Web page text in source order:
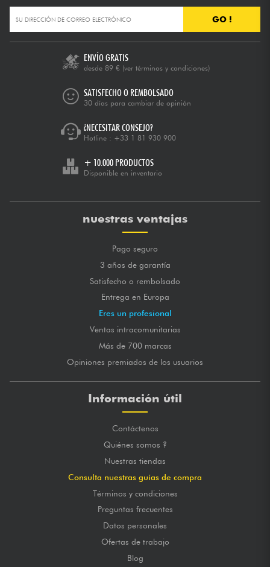
GO !
ENVÍO GRATIS
desde 89 € (ver términos y condiciones)
SATISFECHO O REMBOLSADO
30 días para cambiar de opinión
¿NECESITAR CONSEJO?
Hotline : +33 1 81 930 900
+ 10.000 PRODUCTOS
Disponible en inventario
nuestras ventajas
Pago seguro
3 años de garantía
Satisfecho o rembolsado
Entrega en Europa
Eres un profesional
Ventas intracomunitarias
Más de 700 marcas
Opiniones premiados de los usuarios
Información útil
Contáctenos
Quiénes somos ?
Nuestras tiendas
Consulta nuestras guías de compra
Términos y condiciones
Preguntas frecuentes
Datos personales
Ofertas de trabajo
Blog